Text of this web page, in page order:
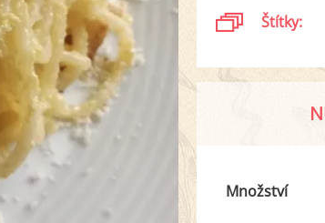
Štítky:
Množství